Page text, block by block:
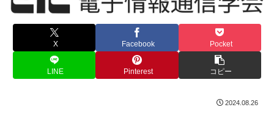
X Facebook Pocket
LINE Pinterest コピー
2024.08.26